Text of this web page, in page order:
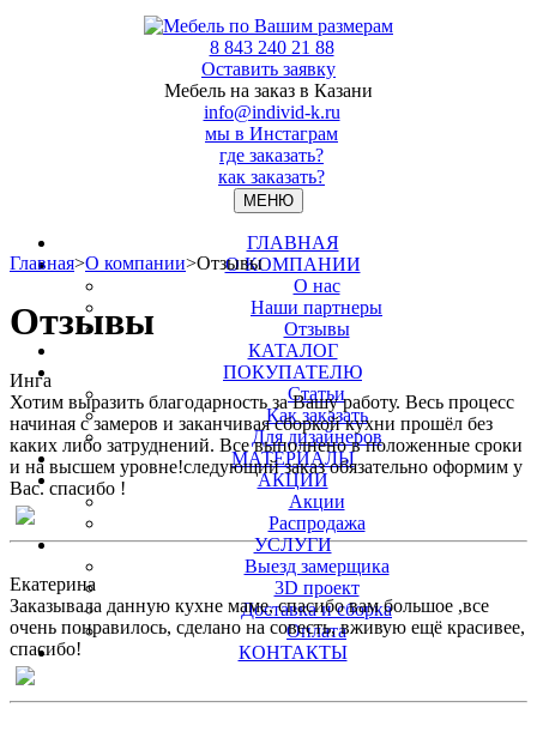
8 843 240 21 88
Оставить заявку
Мебель на заказ в Казани
info@individ-k.ru
мы в Инстаграм
где заказать?
как заказать?
МЕНЮ
ГЛАВНАЯ
О КОМПАНИИ
О нас
Наши партнеры
Отзывы
КАТАЛОГ
ПОКУПАТЕЛЮ
Статьи
Как заказать
Для дизайнеров
МАТЕРИАЛЫ
АКЦИИ
Акции
Распродажа
УСЛУГИ
Выезд замерщика
3D проект
Доставка и сборка
Оплата
КОНТАКТЫ
Главная>О компании>Отзывы
Отзывы
Инга
Хотим выразить благодарность за Вашу работу. Весь процесс
начиная с замеров и заканчивая сборкой кухни прошёл без
каких либо затруднений. Все выполнено в положенные сроки
и на высшем уровне!следующий заказ обязательно оформим у
Вас. спасибо !
Екатерина
Заказывала данную кухне маме, спасибо вам большое ,все
очень понравилось, сделано на совесть, вживую ещё красивее,
спасибо!